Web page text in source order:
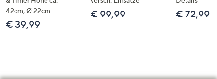
42cm, Ø 22cm
€ 39,99
€ 99,99 € 72,99